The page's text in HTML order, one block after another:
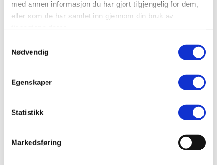
med annen informasjon du har gjort tilgjengelig for dem,
eller som de har samlet inn gjennom din bruk av
Nødvendig
Egenskaper
Statistikk
Markedsføring
post@advhelg.no